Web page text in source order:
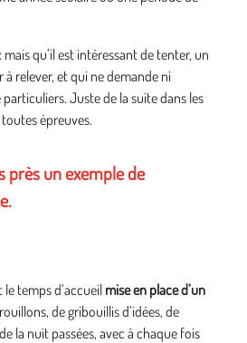
qu’il est intéressant de tenter, un
relever, et qui ne demande ni
Juste de la suite dans les
épreuves.
près un exemple de
temps d’accueil mise en place d’un
de gribouillis d’idées, de
la nuit passées, avec à chaque fois